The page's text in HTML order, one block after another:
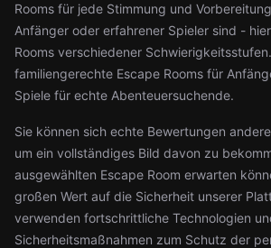
Rooms für jede Stimmung und
Anfänger oder erfahrener Spieler sind -
Rooms verschiedener
familiengerechte Escape Rooms für
Spiele für echte Abenteuersuchende.
Sie können sich echte Bewertungen
um ein vollständiges Bild davon zu
ausgewählten Escape Room erwarten
großen Wert auf die Sicherheit unserer
verwenden fortschrittliche Technologien
Sicherheitsmaßnahmen zum Schutz der